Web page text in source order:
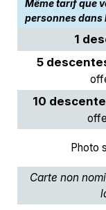
Même tarif que
personnes dans
1
5
10
Photo
Carte non